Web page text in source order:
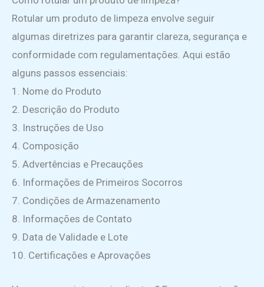
Rotular um produto de limpeza envolve seguir
algumas diretrizes para garantir clareza, segurança e
conformidade com regulamentações. Aqui estão
alguns passos essenciais:
1. Nome do Produto
2. Descrição do Produto
3. Instruções de Uso
4. Composição
5. Advertências e Precauções
6. Informações de Primeiros Socorros
7. Condições de Armazenamento
8. Informações de Contato
9. Data de Validade e Lote
10. Certificações e Aprovações